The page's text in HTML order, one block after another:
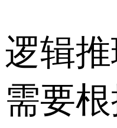
逻辑
需要